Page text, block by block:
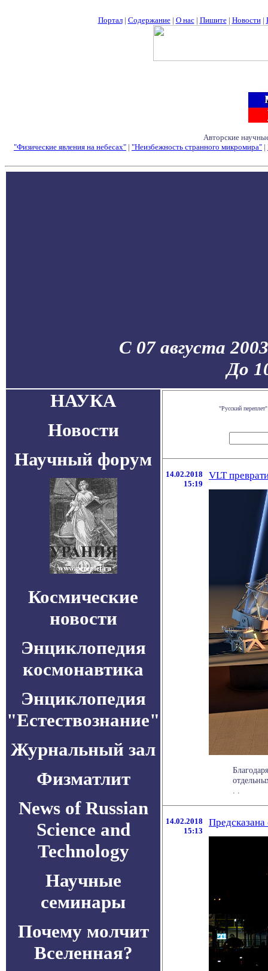
Портал| Содержание| О нас| Пишите| Новости|
Авторские
"Физические явления на небесах" | "Неизбежность странного микромира" |
С 07 августа
До
НАУКА
Новости
Научный форум
Космические
новости
Энциклопедия
космонавтика
Энциклопедия
"Естествознание"
Журнальный зал
Физматлит
News of Russian
Science and
Technology
Научные
семинары
Почему молчит
Вселенная?
"Русский
14.02.2018
15:19
VLT
14.02.2018
15:13
Предсказана